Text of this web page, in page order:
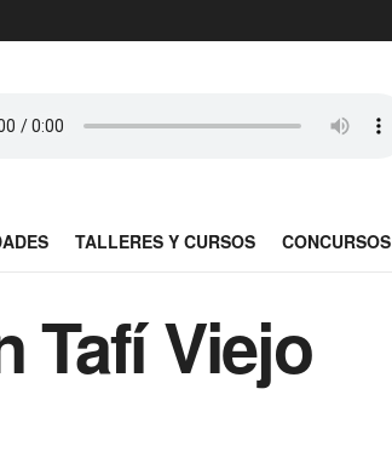
TALLERES Y CURSOS CONCURSOS
Tafí Viejo